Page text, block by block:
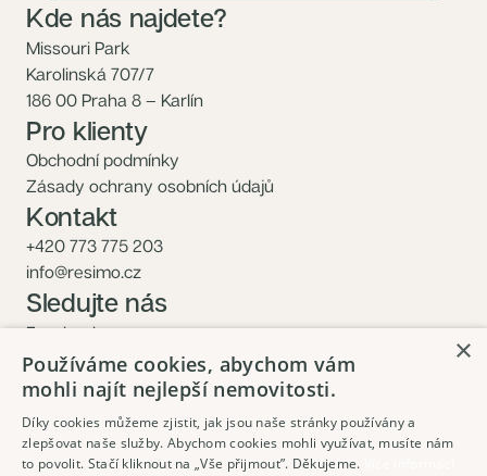
Kde nás najdete?
Missouri Park
Karolinská 707/7
186 00 Praha 8 – Karlín
Pro klienty
Obchodní podmínky
Zásady ochrany osobních údajů
Kontakt
+420 773 775 203
info@resimo.cz
Sledujte nás
Facebook
Instagram
×
Používáme cookies, abychom vám
mohli najít nejlepší nemovitosti.
Díky cookies můžeme zjistit, jak jsou naše stránky používány a
zlepšovat naše služby. Abychom cookies mohli využívat, musíte nám
to povolit. Stačí kliknout na „Vše přijmout”. Děkujeme.